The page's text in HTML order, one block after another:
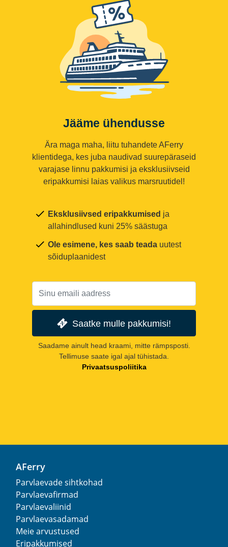
Jääme ühendusse
Ära maga maha, liitu tuhandete AFerry
klientidega, kes juba naudivad suurepäraseid
varajase linnu pakkumisi ja eksklusiivseid
eripakkumisi laias valikus marsruutidel!
Eksklusiivsed eripakkumised ja
allahindlused kuni 25% säästuga
Ole esimene, kes saab teada uutest
sõiduplaanidest
Saatke mulle pakkumisi!
Saadame ainult head kraami, mitte rämpsposti.
Tellimuse saate igal ajal tühistada.
Privaatsuspoliitika
AFerry
Parvlaevade sihtkohad
Parvlaevafirmad
Parvlaevaliinid
Parvlaevasadamad
Meie arvustused
Eripakkumised